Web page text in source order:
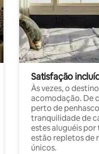
Satisfação
Às vezes, o
acomodação. De
perto de
tranquilidade de
estes aluguéis
estão repletos de
únicos.